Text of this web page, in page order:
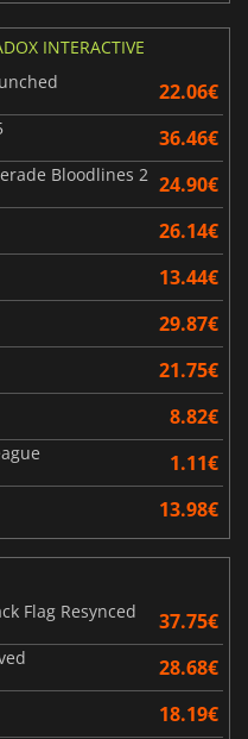
INTERACTIVE
22.06€
36.46€
Bloodlines 2 24.90€
26.14€
13.44€
29.87€
21.75€
8.82€
1.11€
13.98€
Flag Resynced
37.75€
28.68€
18.19€